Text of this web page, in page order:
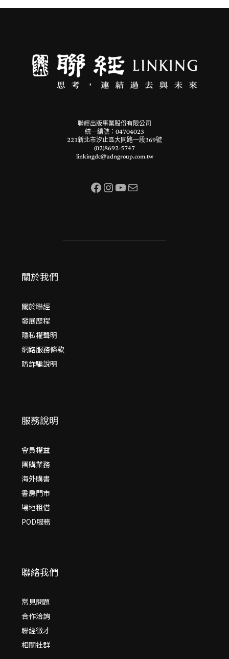
聯經出版事業股份有限公司
統一編號：04704023
221新北市汐止區大同路一段369號
(02)8692-5747
linkingdc@udngroup.com.tw
Facebook InstagramYouTube 電子郵件
關於我們
關於聯經
發展歷程
隱私權聲明
網路服務條款
防詐騙說明
服務說明
會員權益
團購業務
海外購書
書房門市
場地租借
POD服務
聯絡我們
常見問題
合作洽詢
聯經徵才
相關社群